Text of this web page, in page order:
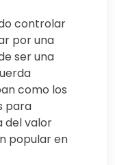
controlar
por una
ser una
como los
para
del valor
popular en